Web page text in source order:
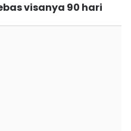
visanya 90 hari